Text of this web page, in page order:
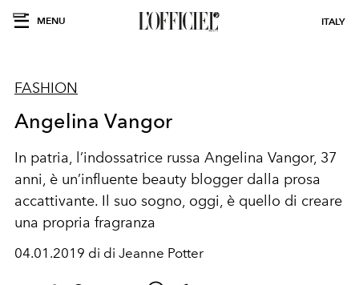
MENU ITALY
FASHION
Angelina Vangor
In patria, l’indossatrice russa Angelina Vangor, 37
anni, è un’influente beauty blogger dalla prosa
accattivante. Il suo sogno, oggi, è quello di creare
una propria fragranza
04.01.2019 di di Jeanne Potter